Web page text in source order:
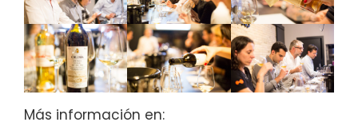
Más información en: